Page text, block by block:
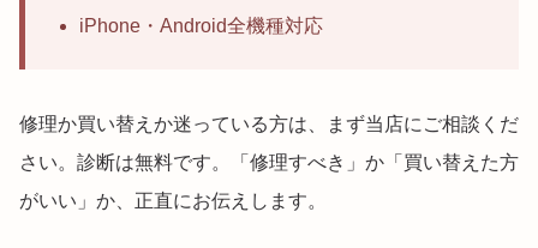
iPhone・Android全機種対応
修理か買い替えか迷っている方は、まず当店にご相談くだ
さい。診断は無料です。「修理すべき」か「買い替えた方
がいい」か、正直にお伝えします。